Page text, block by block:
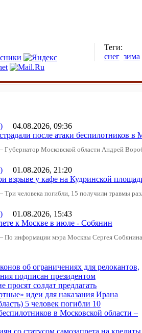
Теги:
снег зима
04.08.2026, 09:36
после атаки беспилотников в
Московской области Андрей
01.08.2026, 21:20
взрыве у кафе на Кудринской
человека погибли, 15 получили травмы
01.08.2026, 15:43
к Москве в июле - Собянин
информации мэра Москвы Сергея
об ограничениях для релокантов,
подписан президентом
просят солдат предлагать
идеи для наказания Ирана
5 человек погибли 10
в Московской области –